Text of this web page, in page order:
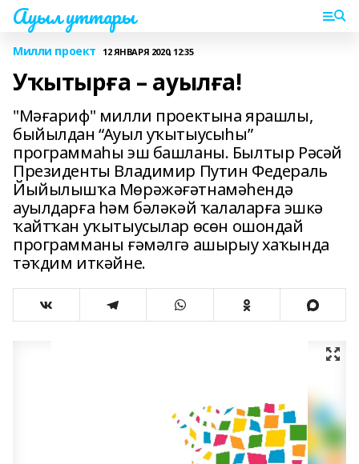
Ауыл уттары
Милли проект 12 ЯНВАРЯ 2020, 12:35
Уҡытырға – ауылға!
"Мәғариф" милли проектына ярашлы,
быйылдан “Ауыл уҡытыусыһы”
программаһы эш башланы. Былтыр Рәсәй
Президенты Владимир Путин Федераль
Йыйылышҡа Мөрәжәғәтнамәһендә
ауылдарға һәм бәләкәй ҡалаларға эшкә
ҡайтҡан уҡытыусылар өсөн ошондай
программаны ғәмәлгә ашырыу хаҡында
тәҡдим иткәйне.